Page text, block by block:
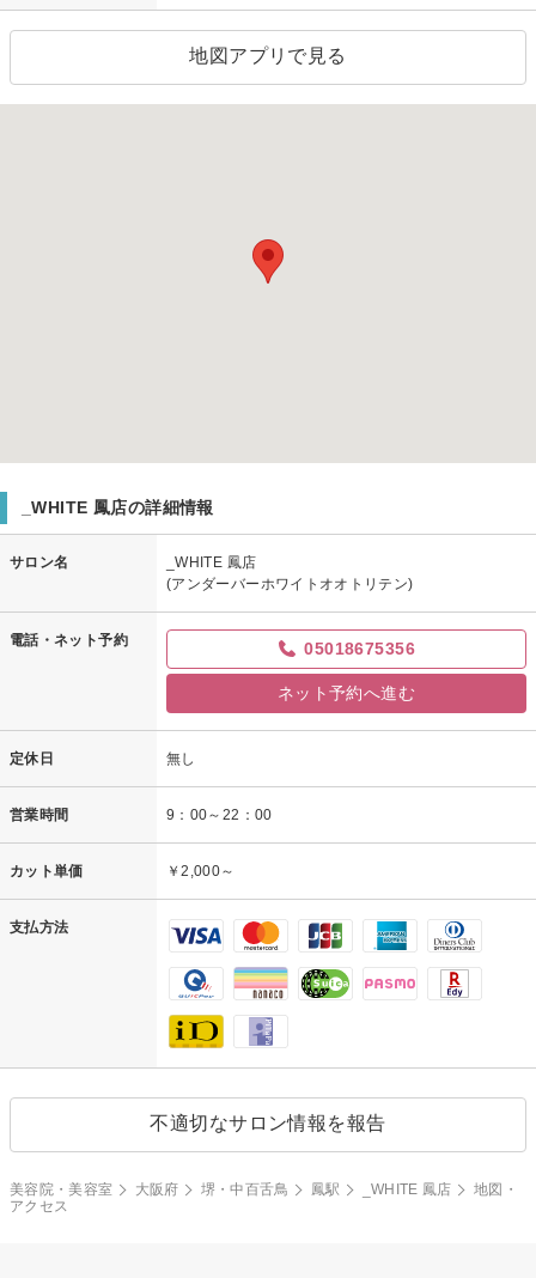
地図アプリで見る
_WHITE 鳳店の詳細情報
サロン名
_WHITE 鳳店
(アンダーバーホワイトオオトリテン)
電話・ネット予約 05018675356
ネット予約へ進む
定休日 無し
営業時間 9：00～22：00
カット単価 ￥2,000～
支払方法
不適切なサロン情報を報告
美容院・美容室 大阪府 堺・中百舌鳥 鳳駅 _WHITE 鳳店
地図・
アクセス